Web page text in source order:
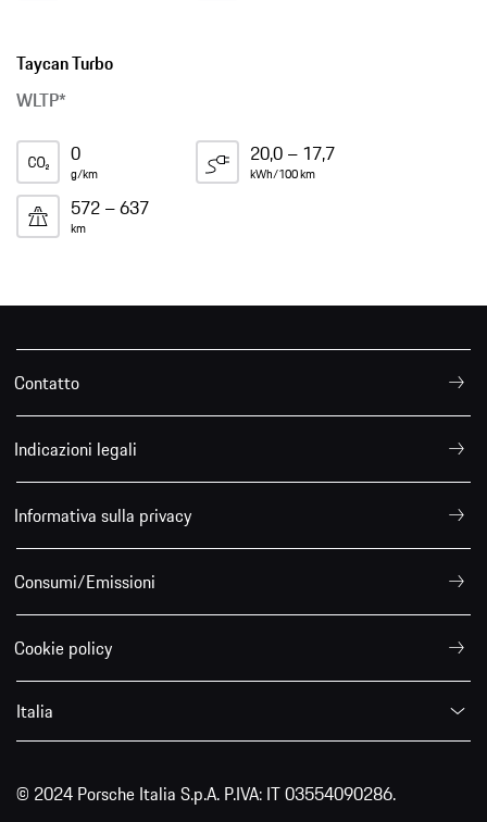
Taycan Turbo
WLTP*
0
g/km
20,0 – 17,7
kWh/100 km
572 – 637
km
Contatto
Indicazioni legali
Informativa sulla privacy
Consumi/Emissioni
Cookie policy
Italia
© 2024 Porsche Italia S.p.A. P.IVA: IT 03554090286.